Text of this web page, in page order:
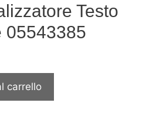
Testo
05543385
carrello